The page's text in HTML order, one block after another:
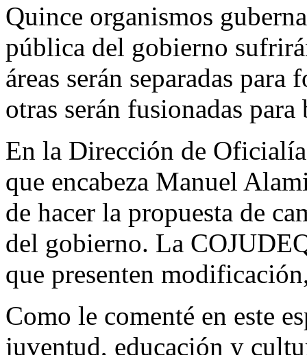
Quince organismos
pública del gobierno
áreas serán separadas
otras serán fusionadas
En la Dirección de
que encabeza Manuel
de hacer la propuesta de
del gobierno. La
que presenten
Como le comenté en este
juventud, educación y